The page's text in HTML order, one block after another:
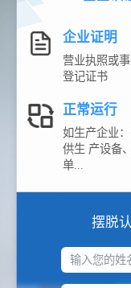
企业证明
营业执照或
登记证书
正常运行
如生产企业
供生 产设备
单...
摆脱
输入您的姓